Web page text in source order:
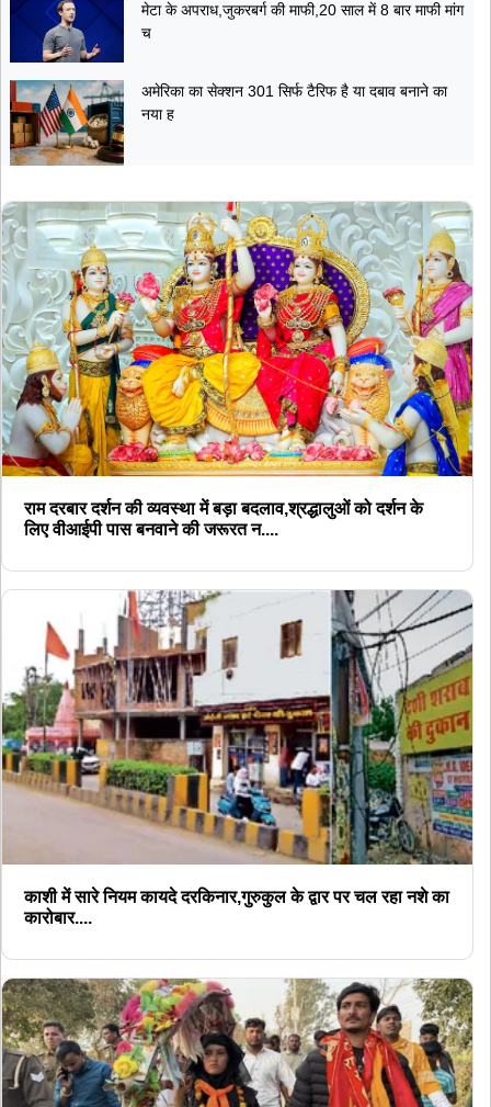
मेटा के अपराध,जुकरबर्ग की माफी,20 साल में 8 बार माफी मांग
च
अमेरिका का सेक्शन 301 सिर्फ टैरिफ है या दबाव बनाने का
नया ह
राम दरबार दर्शन की व्यवस्था में बड़ा बदलाव,श्रद्धालुओं को दर्शन के
लिए वीआईपी पास बनवाने की जरूरत न....
काशी में सारे नियम कायदे दरकिनार,गुरुकुल के द्वार पर चल रहा नशे का
कारोबार....